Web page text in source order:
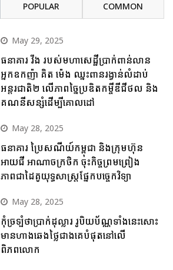
POPULAR COMMON
May 29, 2025
ធនាគារ វីង របស់មហាសេដ្ឋីប្រាក់ពាន់លាន
អ្នកឧកញ៉ា គិត ម៉េង ឈ្នះពានរង្វាន់លំដាប់
អន្តរជាតិ២ លើភាពច្នៃប្រឌិតកម្ចីឌីជីថល និង
គណនីសន្សំដើម្បីគោលដៅ
May 28, 2025
ធនាគារ ប្រៃសណីយ៍កម្ពុជា និងក្រុមហ៊ុន
អាយជី អាណាចក្រថិក ចុះកិច្ចព្រមព្រៀង
ភាពជាដៃគូយុទ្ធសាស្ត្រផ្នែកបច្ចេកវិទ្យា
May 28, 2025
កុំច្រឡំថាប្រាក់ដុល្លារ រូបិយប័ណ្ណទាំងនេះសោះ
មានហាងឆេងថ្លៃជាងគេបំផុតនៅលើ
ពិភពលោក